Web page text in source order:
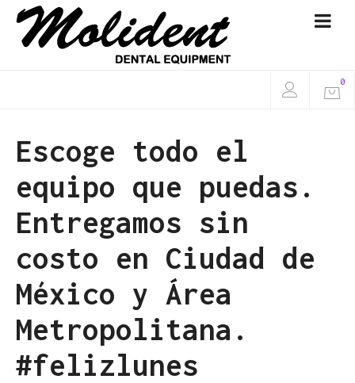
0
Escoge todo el
equipo que puedas.
Entregamos sin
costo en Ciudad de
México y Área
Metropolitana.
#felizlunes